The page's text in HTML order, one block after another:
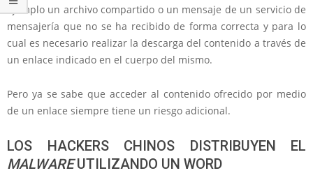
ejemplo un archivo compartido o un mensaje de un servicio de
mensajería que no se ha recibido de forma correcta y para lo
cual es necesario realizar la descarga del contenido a través de
un enlace indicado en el cuerpo del mismo.
Pero ya se sabe que acceder al contenido ofrecido por medio
de un enlace siempre tiene un riesgo adicional.
LOS HACKERS CHINOS DISTRIBUYEN EL
MALWAREUTILIZANDO UN WORD